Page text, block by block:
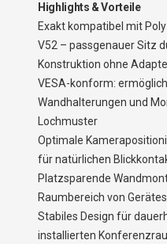
Highlights & Vorteile
Exakt kompatibel mit
V52 – passgenauer Sitz
Konstruktion ohne
VESA-konform:
Wandhalterungen und
Lochmuster
Optimale
für natürlichen
Platzsparende
Raumbereich von
Stabiles Design für
installierten